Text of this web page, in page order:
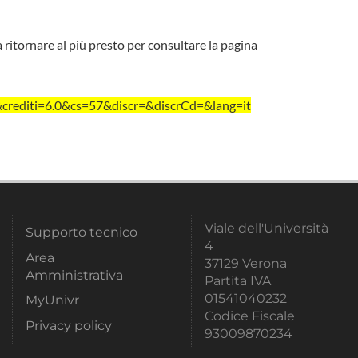
al più presto per consultare la pagina
Supporto tecnico
Area
Amministrativa
MyUnivr
Privacy policy
Viale dell'Università
4
37129 Verona
Partita IVA
01541040232
Codice Fiscale
93009870234